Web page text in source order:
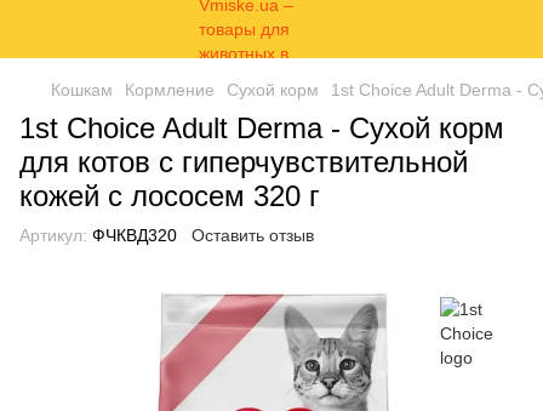
Кошкам Кормление Сухой корм 1st Choice Adult Derma -
1st Choice Adult Derma - Сухой корм
для котов с гиперчувствительной
кожей с лососем 320 г
Артикул: ФЧКВД320 Оставить отзыв